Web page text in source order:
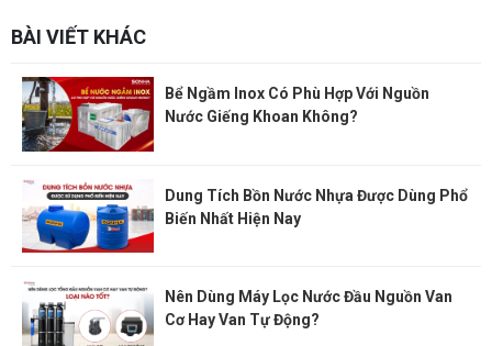
BÀI VIẾT KHÁC
Bể Ngầm Inox Có Phù Hợp Với Nguồn
Nước Giếng Khoan Không?
Dung Tích Bồn Nước Nhựa Được Dùng Phổ
Biến Nhất Hiện Nay
Nên Dùng Máy Lọc Nước Đầu Nguồn Van
Cơ Hay Van Tự Động?